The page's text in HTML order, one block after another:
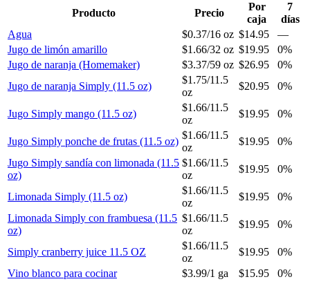
Producto Precio
Por
caja
7
días
Agua
$0.37/16 oz $14.95
—
Jugo de limón amarillo
$1.66/32 oz $19.95
0%
Jugo de naranja (Homemaker)
$3.37/59 oz $26.95
0%
Jugo de naranja Simply (11.5 oz)
$1.75/11.5
oz
$20.95 0%
Jugo Simply mango (11.5 oz)
$1.66/11.5
oz
$19.95 0%
Jugo Simply ponche de frutas (11.5 oz)
$1.66/11.5
oz
$19.95
0%
Jugo Simply sandía con limonada (11.5
oz)
$1.66/11.5
oz
$19.95 0%
Limonada Simply (11.5 oz)
$1.66/11.5
oz
$19.95
0%
Limonada Simply con frambuesa (11.5
oz)
$1.66/11.5
oz
$19.95 0%
Simply cranberry juice 11.5 OZ
$1.66/11.5
oz
$19.95
0%
Vino blanco para cocinar
$3.99/1 ga $15.95 0%